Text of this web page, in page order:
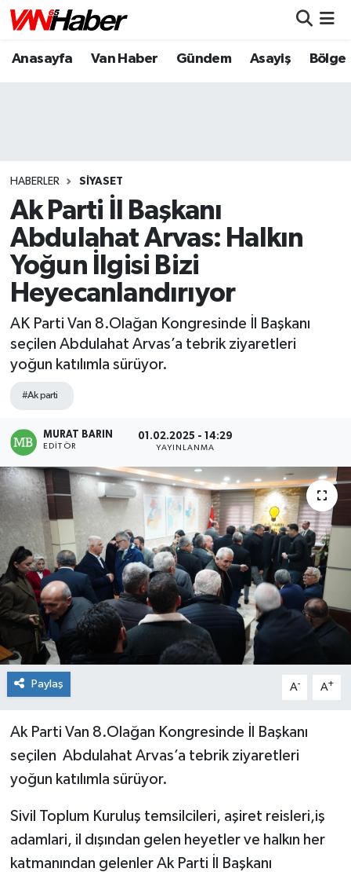
Anasayfa Van Haber Gündem Asayiş Bölge
HABERLER SIYASET
Ak Parti İl Başkanı
Abdulahat Arvas: Halkın
Yoğun İlgisi Bizi
Heyecanlandırıyor
AK Parti Van 8.Olağan Kongresinde İl Başkanı
seçilen Abdulahat Arvas’a tebrik ziyaretleri
yoğun katılımla sürüyor.
#Ak parti
MURAT BARIN
EDITÖR
01.02.2025 - 14:29
YAYINLANMA
Paylaş A- A+
Ak Parti Van 8.Olağan Kongresinde İl Başkanı
seçilen Abdulahat Arvas’a tebrik ziyaretleri
yoğun katılımla sürüyor.
Sivil Toplum Kuruluş temsilcileri, aşiret reisleri,iş
adamlari, il dışından gelen heyetler ve halkın her
katmanından gelenler Ak Parti İl Başkanı
Nöbetçi Eczaneler
Puan Durumu ve Fikstür
Tüm Manşetler
Son Dakika Haberleri
Haber Arşivi